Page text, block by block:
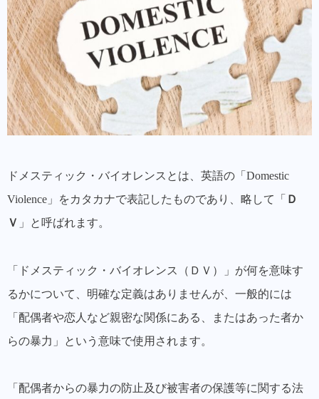
②退居命令とは？
③子への接近禁止命令とは？
④親族等への接近禁止命令とは？
⑤電話等禁止命令とは？
保護命令は「再犯」に抑止効果
ドメスティック・バイオレンスとは、英語の「Domestic
Violence」をカタカナで表記したものであり、略して「 Ｄ
Ｖ 」と呼ばれます。
「ドメスティック・バイオレンス（ＤＶ）」が何を意味す
るかについて、明確な定義はありませんが、一般的には
「 配偶者や恋人など親密な関係にある、またはあった者か
らの暴力 」という意味で使用されます。
「配偶者からの暴力の防止及び被害者の保護等に関する法